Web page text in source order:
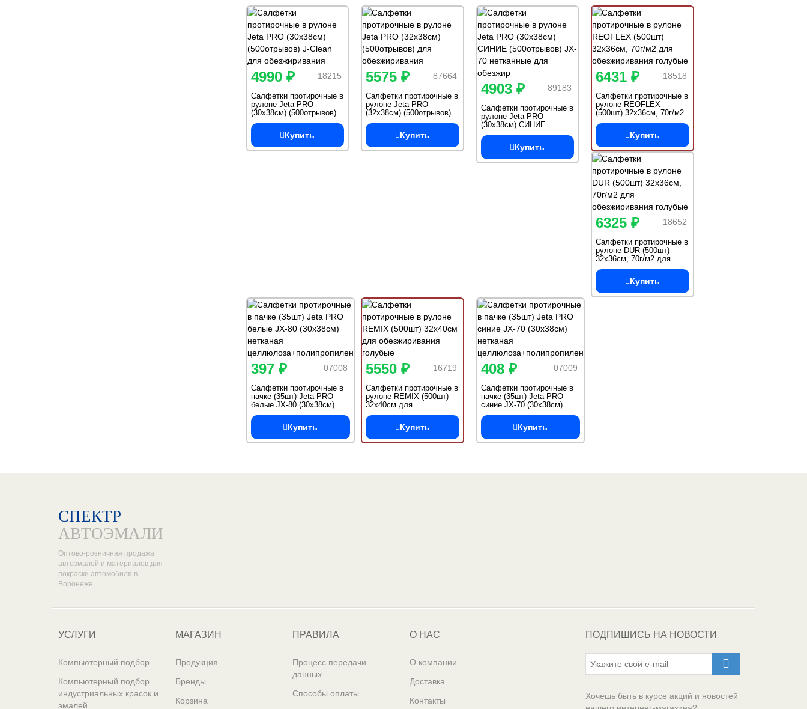
18215
4990 ₽
Салфетки протирочные в
рулоне Jeta PRO
(30х38см) (500отрывов)
J-Clean для
обезжиривания
Купить
87664
5575 ₽
Салфетки протирочные в
рулоне Jeta PRO
(32х38см) (500отрывов)
для обезжиривания
Купить
89183
4903 ₽
Салфетки протирочные в
рулоне Jeta PRO
(30х38см) СИНИЕ
(500отрывов) JX-70
нетканные для обезжир
Купить
18518
6431 ₽
Салфетки протирочные в
рулоне REOFLEX
(500шт) 32х36см, 70г/м2
для обезжиривания
голубые
Купить
18652
6325 ₽
Салфетки протирочные в
рулоне DUR (500шт)
32х36см, 70г/м2 для
обезжиривания голубые
Купить
07008
397 ₽
Салфетки протирочные в
пачке (35шт) Jeta PRO
белые JX-80 (30x38см)
нетканая
целлюлоза+полипропилен
Купить
16719
5550 ₽
Салфетки протирочные в
рулоне REMIX (500шт)
32х40см для
обезжиривания голубые
Купить
07009
408 ₽
Салфетки протирочные в
пачке (35шт) Jeta PRO
синие JX-70 (30x38см)
нетканая
целлюлоза+полипропилен
Купить
СПЕКТР
АВТОЭМАЛИ
Оптово-розничная продажа
автоэмалей и материалов для
покраски автомобиля в
Воронеже.
УСЛУГИ
Компьютерный подбор
Компьютерный подбор
индустриальных красок и
эмалей
МАГАЗИН
Продукция
Бренды
Корзина
ПРАВИЛА
Процесс передачи
данных
Способы оплаты
О НАС
О компании
Доставка
Контакты
ПОДПИШИСЬ НА НОВОСТИ
Хочешь быть в курсе акций и новостей